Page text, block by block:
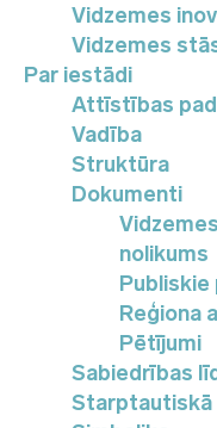
Vidzemes
Vidzemes
Par iestādi
Attīstības
Vadība
Struktūra
Dokumenti
nolikums
Reģiona
Pētījumi
Sabiedrības
Starptautiskā